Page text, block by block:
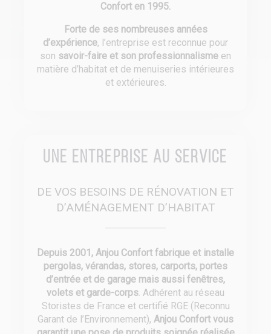
Confort en 1995.
Forte de ses nombreuses années
d’expérience, l’entreprise est reconnue pour
son savoir-faire et son professionnalisme en
matière d’habitat et de menuiseries intérieures
et extérieures.
Une entreprise au service
DE VOS BESOINS DE RÉNOVATION ET
D’AMÉNAGEMENT D’HABITAT
Depuis 2001, Anjou Confort fabrique et installe
pergolas, vérandas, stores, carports, portes
d’entrée et de garage mais aussi fenêtres,
volets et garde-corps. Adhérent au réseau
Storistes de France et certifié RGE (Reconnu
Garant de l’Environnement), Anjou Confort vous